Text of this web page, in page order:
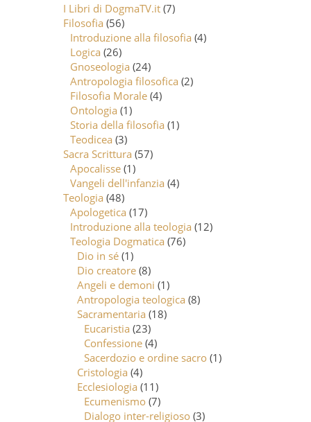
I Libri di DogmaTV.it (7)
Filosofia (56)
Introduzione alla filosofia (4)
Logica (26)
Gnoseologia (24)
Antropologia filosofica (2)
Filosofia Morale (4)
Ontologia (1)
Storia della filosofia (1)
Teodicea (3)
Sacra Scrittura (57)
Apocalisse (1)
Vangeli dell'infanzia (4)
Teologia (48)
Apologetica (17)
Introduzione alla teologia (12)
Teologia Dogmatica (76)
Dio in sé (1)
Dio creatore (8)
Angeli e demoni (1)
Antropologia teologica (8)
Sacramentaria (18)
Eucaristia (23)
Confessione (4)
Sacerdozio e ordine sacro (1)
Cristologia (4)
Ecclesiologia (11)
Ecumenismo (7)
Dialogo inter-religioso (3)